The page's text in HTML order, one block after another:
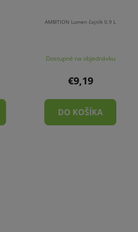
AMBITION Lumen čajník 0,9 L
Dostupné na objednávku
€9,19
DO KOŠÍKA